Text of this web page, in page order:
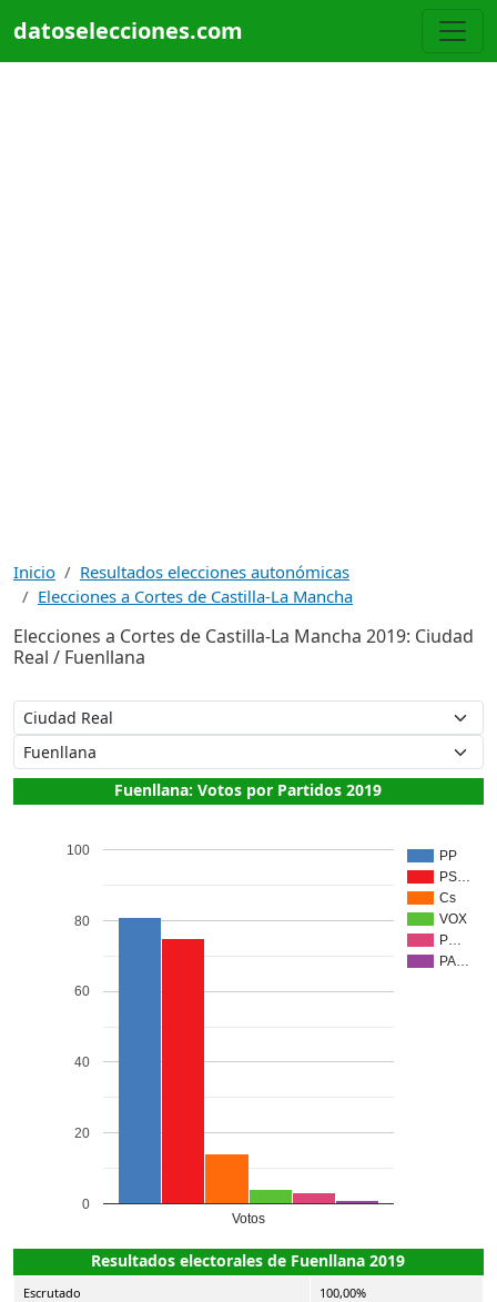
datoselecciones.com
Inicio
Resultados elecciones autonómicas
Elecciones a Cortes de Castilla-La Mancha
Elecciones a Cortes de Castilla-La Mancha 2019: Ciudad
Real / Fuenllana
Fuenllana: Votos por Partidos 2019
PP
PS…
Cs
VOX
P…
PA…
Votos
0
20
40
60
80
100
Resultados electorales de Fuenllana 2019
Escrutado 100,00%